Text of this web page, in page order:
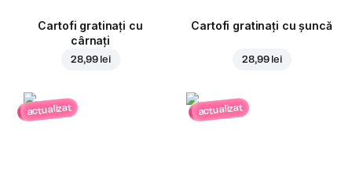
Cartofi gratinați cu
cârnați
28,99 lei
Cartofi gratinați cu șuncă
28,99 lei
actualizat actualizat